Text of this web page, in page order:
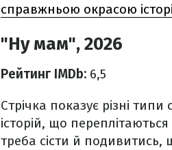
справжньою окрасою
"Ну мам", 2026
Рейтинг IMDb: 6,5
Стрічка показує різні
історій, що
треба сісти й подивитись,